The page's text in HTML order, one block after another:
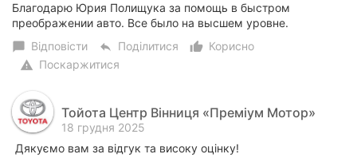
Благодарю Юрия Полищука за помощь в быстром
преображении авто. Все было на высшем уровне.
chat_bubble Відповісти reply Поділитися thumb_up_alt
Корисно
warning Поскаржитися
Тойота Центр Вінниця «Преміум Мотор»
18 грудня 2025
Дякуємо вам за відгук та високу оцінку!